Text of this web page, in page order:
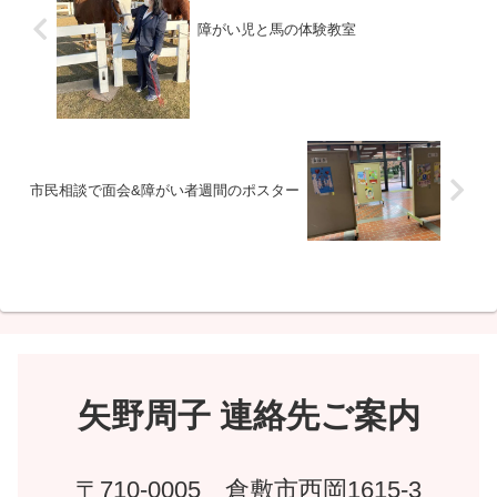
障がい児と馬の体験教室
市民相談で面会&障がい者週間のポスター
矢野周子 連絡先ご案内
〒710-0005 倉敷市西岡1615-3